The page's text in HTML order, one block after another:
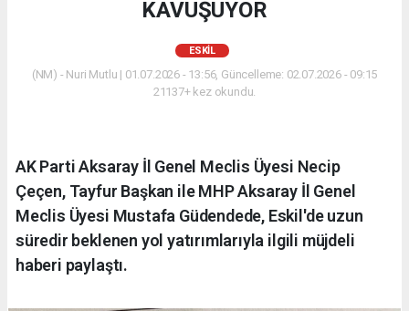
KAVUŞUYOR
ESKİL
(NM) - Nuri Mutlu | 01.07.2026 - 13:56, Güncelleme: 02.07.2026 - 09:15
21137+ kez okundu.
AK Parti Aksaray İl Genel Meclis Üyesi Necip
Çeçen, Tayfur Başkan ile MHP Aksaray İl Genel
Meclis Üyesi Mustafa Güdendede, Eskil'de uzun
süredir beklenen yol yatırımlarıyla ilgili müjdeli
haberi paylaştı.